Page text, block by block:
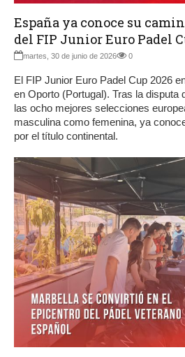
España ya conoce su
del FIP Junior Euro Padel
martes, 30 de junio de 2026 0
El FIP Junior Euro Padel Cup 2026
en Oporto (Portugal). Tras la disputa
las ocho mejores selecciones
masculina como femenina, ya
por el título continental.